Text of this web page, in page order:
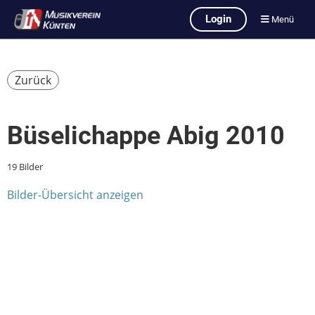
Login Menü
Zurück
Büselichappe Abig 2010
19 Bilder
Bilder-Übersicht anzeigen